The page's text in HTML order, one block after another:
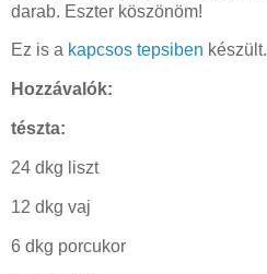
darab. Eszter köszönöm!
Ez is a kapcsos tepsiben készült.
Hozzávalók:
tészta:
24 dkg liszt
12 dkg vaj
6 dkg porcukor